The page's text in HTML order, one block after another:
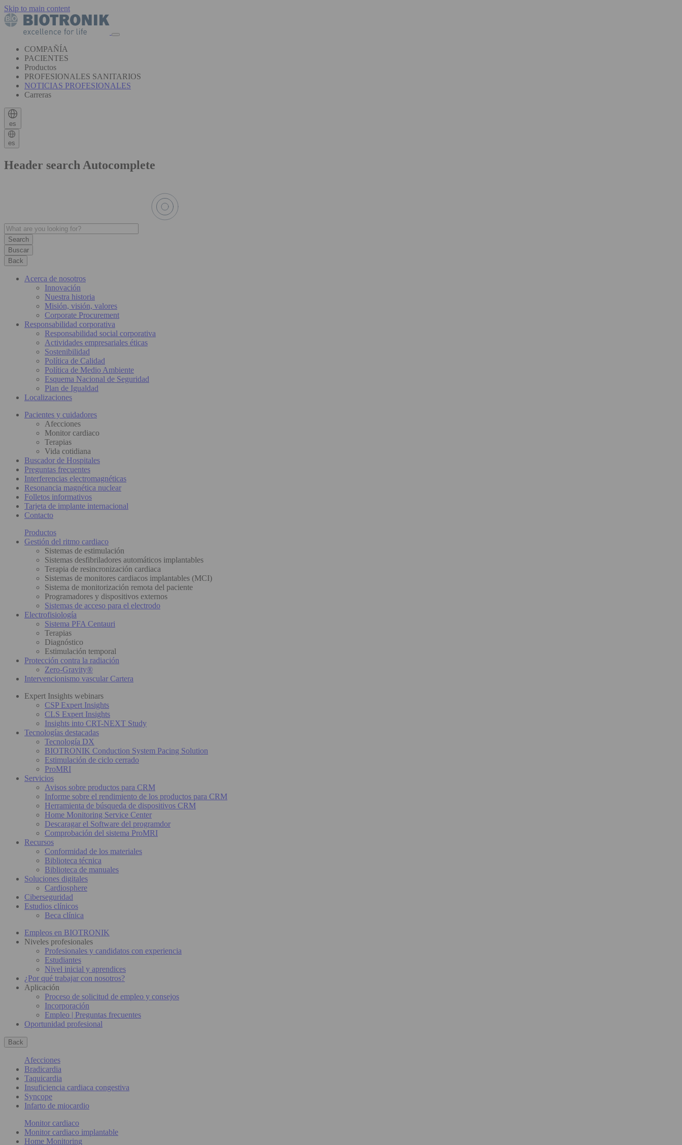
Skip to main content
COMPAÑÍA
PACIENTES
Productos
PROFESIONALES SANITARIOS
NOTICIAS PROFESIONALES
Carreras
es
es
Header search Autocomplete
Buscar
Back
Acerca de nosotros
Innovación
Nuestra historia
Misión, visión, valores
Corporate Procurement
Responsabilidad corporativa
Responsabilidad social corporativa
Actividades empresariales éticas
Sostenibilidad
Política de Calidad
Política de Medio Ambiente
Esquema Nacional de Seguridad
Plan de Igualdad
Localizaciones
Pacientes y cuidadores
Afecciones
Monitor cardiaco
Terapias
Vida cotidiana
Buscador de Hospitales
Preguntas frecuentes
Interferencias electromagnéticas
Resonancia magnética nuclear
Folletos informativos
Tarjeta de implante internacional
Contacto
Productos
Gestión del ritmo cardiaco
Sistemas de estimulación
Sistemas desfibriladores automáticos implantables
Terapia de resincronización cardiaca
Sistemas de monitores cardiacos implantables (MCI)
Sistema de monitorización remota del paciente
Programadores y dispositivos externos
Sistemas de acceso para el electrodo
Electrofisiología
Sistema PFA Centauri
Terapias
Diagnóstico
Estimulación temporal
Protección contra la radiación
Zero-Gravity®
Intervencionismo vascular Cartera
Expert Insights webinars
CSP Expert Insights
CLS Expert Insights
Insights into CRT-NEXT Study
Tecnologías destacadas
Tecnología DX
BIOTRONIK Conduction System Pacing Solution
Estimulación de ciclo cerrado
ProMRI
Servicios
Avisos sobre productos para CRM
Informe sobre el rendimiento de los productos para CRM
Herramienta de búsqueda de dispositivos CRM
Home Monitoring Service Center
Descaragar el Software del programdor
Comprobación del sistema ProMRI
Recursos
Conformidad de los materiales
Biblioteca técnica
Biblioteca de manuales
Soluciones digitales
Cardiosphere
Ciberseguridad
Estudios clínicos
Beca clínica
Empleos en BIOTRONIK
Niveles profesionales
Profesionales y candidatos con experiencia
Estudiantes
Nivel inicial y aprendices
¿Por qué trabajar con nosotros?
Aplicación
Proceso de solicitud de empleo y consejos
Incorporación
Empleo | Preguntas frecuentes
Oportunidad profesional
Back
Afecciones
Bradicardia
Taquicardia
Insuficiencia cardiaca congestiva
Syncope
Infarto de miocardio
Monitor cardiaco
Monitor cardiaco implantable
Home Monitoring